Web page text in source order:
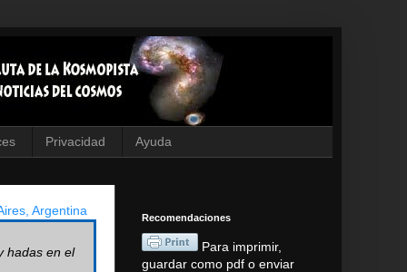
Privacidad Ayuda
Argentina
hadas en el
Recomendaciones
Para imprimir,
guardar como pdf o enviar